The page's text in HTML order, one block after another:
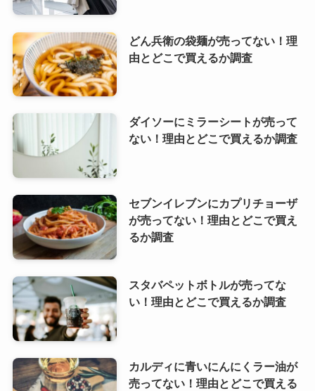
どん兵衛の袋麺が売ってない！理
由とどこで買えるか調査
ダイソーにミラーシートが売って
ない！理由とどこで買えるか調査
セブンイレブンにカプリチョーザ
が売ってない！理由とどこで買え
るか調査
スタバペットボトルが売ってな
い！理由とどこで買えるか調査
カルディに青いにんにくラー油が
売ってない！理由とどこで買える